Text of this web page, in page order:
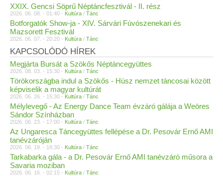
XXIX. Gencsi Söprű Néptáncfesztivál - II. rész
2026. 06. 08. - 01:40 - Kultúra / Tánc
Botforgatók Show-ja - XIV. Sárvári Fúvószenekari és
Mazsorett Fesztivál
2026. 06. 07. - 20:20 - Kultúra / Tánc
KAPCSOLÓDÓ HÍREK
Megjárta Bursát a Szökős Néptáncegyüttes
2026. 08. 03. - 15:30 - Kultúra / Tánc
Törökországba indul a Szökős - Húsz nemzet táncosai között
képviselik a magyar kultúrát
2026. 06. 26. - 15:30 - Kultúra / Tánc
Mélylevegő - Az Energy Dance Team évzáró gálája a Weöres
Sándor Színházban
2026. 06. 23. - 17:00 - Kultúra / Tánc
Az Ungaresca Táncegyüttes fellépése a Dr. Pesovár Ernő AMI
tanévzáróján
2026. 06. 19. - 18:30 - Kultúra / Tánc
Tarkabarka gála - a Dr. Pesovár Ernő AMI tanévzáró műsora a
Savaria moziban
2026. 06. 16. - 02:15 - Kultúra / Tánc